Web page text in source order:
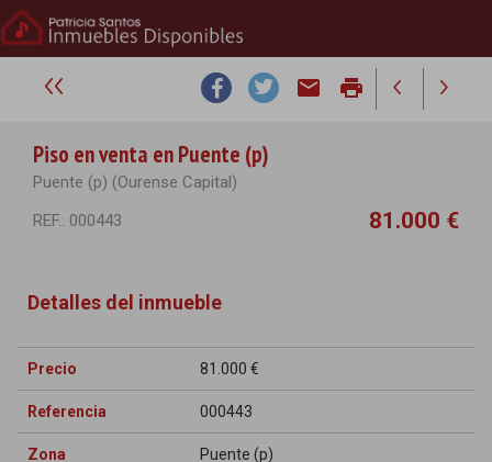
email print
Piso en venta en Puente (p)
Puente (p) (Ourense Capital)
REF.: 000443
81.000 €
Detalles del inmueble
Precio 81.000 €
Referencia 000443
Zona Puente (p)